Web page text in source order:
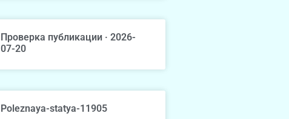
Проверка публикации · 2026-
07-20
Poleznaya-statya-11905